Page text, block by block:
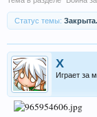
Статус темы: Закрыта.
X
Играет за